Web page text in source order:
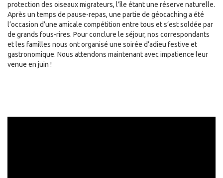
protection des oiseaux migrateurs, l’île étant une réserve naturelle.
Après un temps de pause-repas, une partie de géocaching a été
l’occasion d’une amicale compétition entre tous et s’est soldée par
de grands fous-rires. Pour conclure le séjour, nos correspondants
et les familles nous ont organisé une soirée d’adieu festive et
gastronomique. Nous attendons maintenant avec impatience leur
venue en juin !